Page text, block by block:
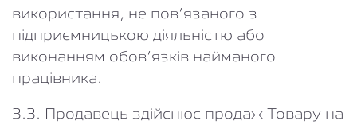
використання, не пов’язаного з
підприємницькою діяльністю або
виконанням обов’язків найманого
працівника.
3.3. Продавець здійснює продаж Товару на